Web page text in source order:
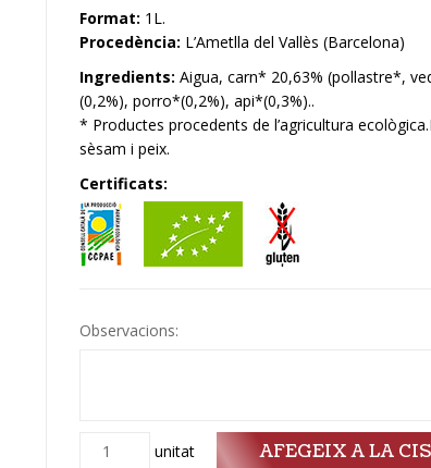
Format: 1L.
Procedència: L’Ametlla del Vallès (Barcelona)
Ingredients: Aigua, carn* 20,63% (pollastre*,
(0,2%), porro*(0,2%), api*(0,3%)..
* Productes procedents de l’agricultura
sèsam i peix.
Certificats:
Observacions:
Quantitat unitat AFEGEIX A LA